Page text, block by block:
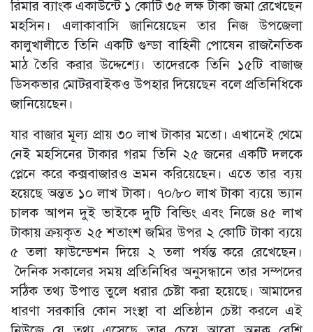
রিমার ব্যাংক একাউন্টে ১ কোটি ৩৫ লক্ষ টাকা জমা রেখেছেন
মহসিন। এলাকাবাসি জানিয়েছেন তার নিজ উপজেলা
কালুখালীতে তিনি একটি গুন্ডা বাহিনী পোষেন রাজনৈতিক
মাঠ তৈরি করার উদ্দেশ্যে। তাদেরকে তিনি ১৫টি বাজাজ
ডিসকভার মোটরবাইকও উপহার দিয়েছেন বলে প্রতিনিধিকে
জানিয়েছেন।
যার বাজার মূল্য প্রায় ৩০ লাখ টাকার মতো। এখানেই থেমে
নেই মহসিনের টাকার গরম তিনি ২৫ জনের একটি দলকে
প্লেনে করে কক্সবাজারও ভ্রমন করিয়েছেন। এতে তার ব্যয়
হয়েছে অন্তত ১০ লাখ টাকা। ৭০/৮০ লাখ টাকা ব্যয়ে ভ্যান
চালক আপন দুই ভাইকে দুটি বিল্ডিং এবং নিজে ৪৫ লাখ
টাকায় ক্রয়কৃত ২৫ শতাংশ জমির উপর ২ কোটি টাকা ব্যয়ে
৫ তলা ফাউন্ডেশন দিয়ে ২ তলা পর্যন্ত করে রেখেছেন।
দৈনিক সকালের সময় প্রতিনিধির অনুসন্ধানে তার সম্পদের
সঠিক তথ্য উপাত্ত তুলে ধরার চেষ্টা করা হয়েছে। আমাদের
ধারণা সরকারি কোন সংস্থা বা প্রতিষ্ঠান চেষ্টা করলে এই